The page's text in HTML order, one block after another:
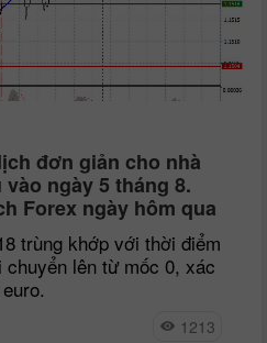
đơn giản cho nhà
ngày 5 tháng 8.
Forex ngày hôm qua
trùng khớp với thời điểm
lên từ mốc 0, xác
1213